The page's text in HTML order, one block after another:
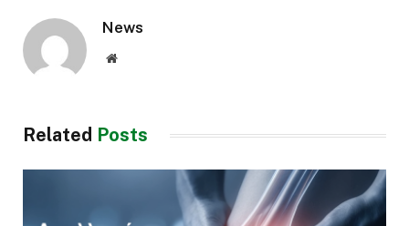
News
Website
Related Posts